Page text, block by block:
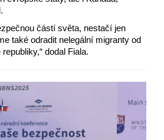
částí světa, nestačí jen
také odradit nelegální migranty od
dodal Fiala.